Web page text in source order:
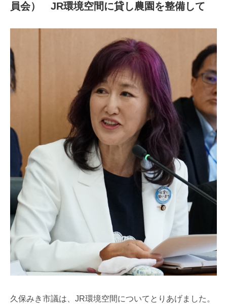
員会） JR環境空間に貸し農園を整備して
久保みき市議は、JR環境空間についてとりあげました。